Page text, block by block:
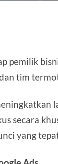
pemilik
tim
secara
yang